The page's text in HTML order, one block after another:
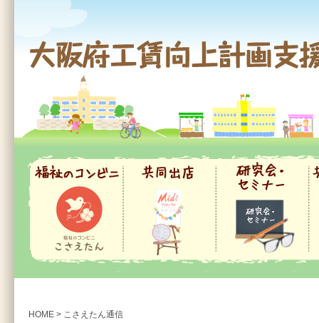
福祉のコンビニ 共同出店 研究会・セミナー
HOME > こさえたん通信